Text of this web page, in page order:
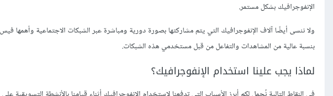
الإنفوجرافيك بشكل مستمر.
ولا ننسى أيضًا آلاف الإنفوجرافيك التي يتم مشاركتها بصورة دورية ومباشرة عبر الشبكات الاجتماعية وأهمها
بنسبة عالية من المشاهدات والتفاعل من قبل مستخدمي هذه الشبكات.
لماذا يجب علينا استخدام الإنفوجرافيك؟